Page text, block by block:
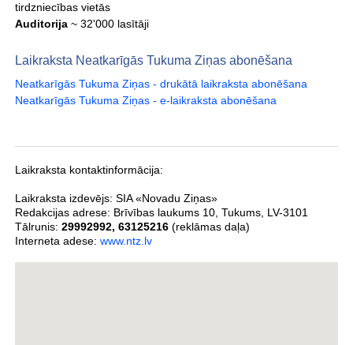
tirdzniecības vietās
Auditorija~ 32'000 lasītāji
Laikraksta Neatkarīgās Tukuma Ziņas abonēšana
Neatkarīgās Tukuma Ziņas - drukātā laikraksta abonēšana
Neatkarīgās Tukuma Ziņas - e-laikraksta abonēšana
Laikraksta kontaktinformācija:
Laikraksta izdevējs: SIA «Novadu Ziņas»
Redakcijas adrese: Brīvības laukums 10, Tukums, LV-3101
Tālrunis: 29992992, 63125216(reklāmas daļa)
Interneta adese: www.ntz.lv